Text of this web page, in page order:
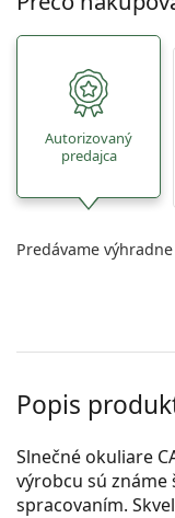
Autorizovaný
predajca
Predávame
Popis
Slnečné okuliare
výrobcu sú
spracovaním.